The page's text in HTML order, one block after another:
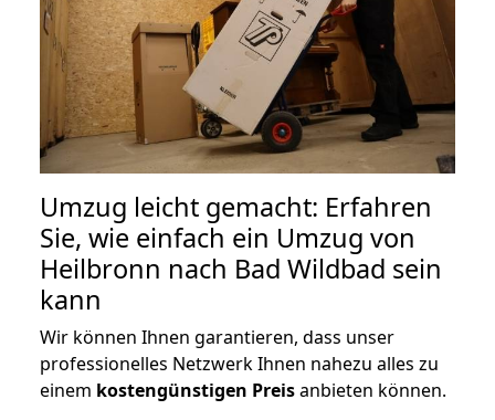
Umzug leicht gemacht: Erfahren
Sie, wie einfach ein Umzug von
Heilbronn nach Bad Wildbad sein
kann
Wir können Ihnen garantieren, dass unser
professionelles Netzwerk Ihnen nahezu alles zu
einem kostengünstigen Preisanbieten können.